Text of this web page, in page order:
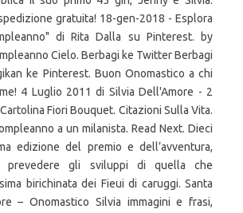
gratuita! 18-gen-2018 - Esplora
di Rita Dalla su Pinterest. by
Cielo. Berbagi ke Twitter Berbagi
ke Pinterest. Buon Onomastico a chi
4 Luglio 2011 di Silvia Dell'Amore - 2
Fiori Bouquet. Citazioni Sulla Vita.
a un milanista. Read Next. Dieci
edizione del premio e dell’avventura,
prevedere gli sviluppi di quella che
birichinata dei Fieui di caruggi. Santa
– Onomastico Silvia immagini e frasi,